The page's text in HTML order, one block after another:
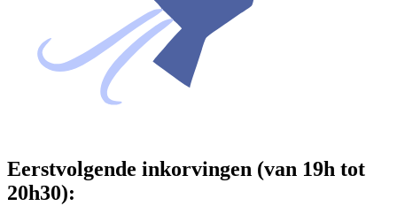
Eerstvolgende inkorvingen (van 19h tot
20h30):